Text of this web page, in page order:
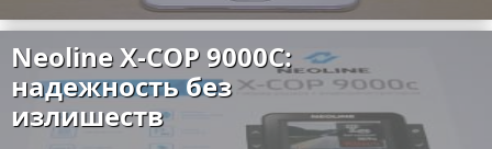
Путешествия и отдых
Образование
Здоровье и красота
Размещение рекламы
Для правообладателей
Условия предоставления информации
Neoline X-COP 9000C:
надежность без
излишеств